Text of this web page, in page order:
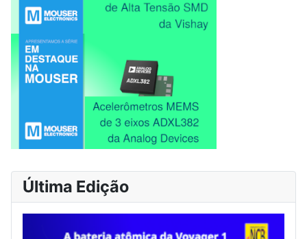
Última Edição